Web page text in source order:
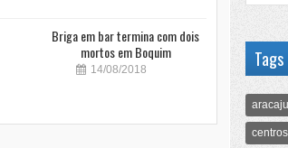
Briga em bar termina com dois
mortos em Boquim
14/08/2018 Tags
aracaju